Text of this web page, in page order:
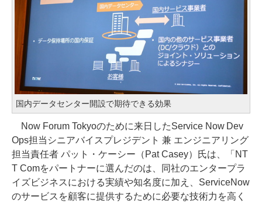
国内データセンター開設で期待できる効果
Now Forum Tokyoのために来日したService Now Dev
Ops担当シニアバイスプレジデント 兼 エンジニアリング
担当責任者 パット・ケーシー（Pat Casey）氏は、「NT
T Comをパートナーに選んだのは、同社のエンタープラ
イズビジネスにおける実績や知名度に加え、ServiceNow
のサービスを顧客に提供するために必要な技術力を高く